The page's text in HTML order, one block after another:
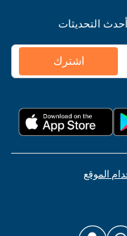
التحديثات
اشترك
الموقع